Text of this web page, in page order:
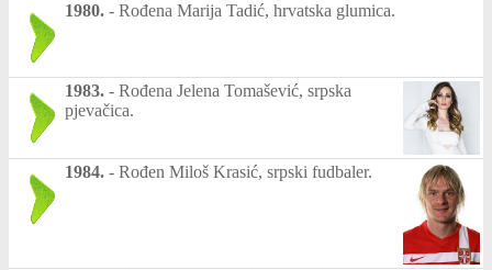
1980. - Rođena Marija Tadić, hrvatska glumica.
1983. - Rođena Jelena Tomašević, srpska
pjevačica.
1984. - Rođen Miloš Krasić, srpski fudbaler.